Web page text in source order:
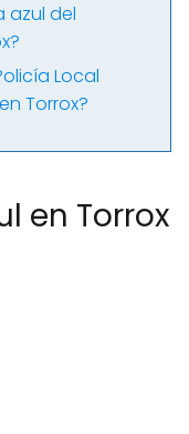
azul del
Local
Torrox?
en Torrox